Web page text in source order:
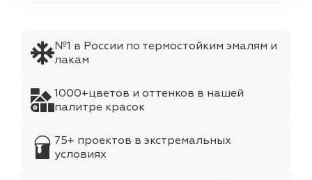
№1 в России по термостойким эмалям и
лакам
1000+цветов и оттенков в нашей
палитре красок
75+ проектов в экстремальных
условиях